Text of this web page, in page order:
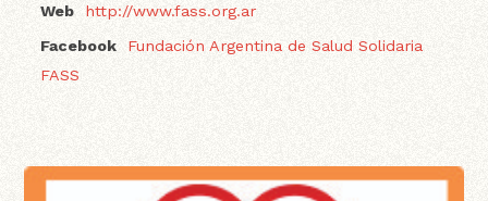
Web
http://www.fass.org.ar
Facebook
Fundación Argentina de Salud Solidaria
FASS